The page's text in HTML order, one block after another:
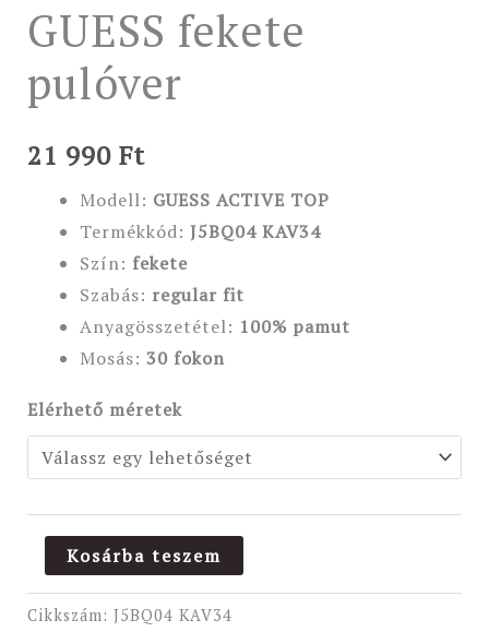
GUESS fekete
pulóver
21 990 Ft
Modell: GUESS ACTIVE TOP
Termékkód: J5BQ04 KAV34
Szín: fekete
Szabás: regular fit
Anyagösszetétel: 100% pamut
Mosás: 30 fokon
Elérhető méretek
Kosárba teszem
Cikkszám: J5BQ04 KAV34